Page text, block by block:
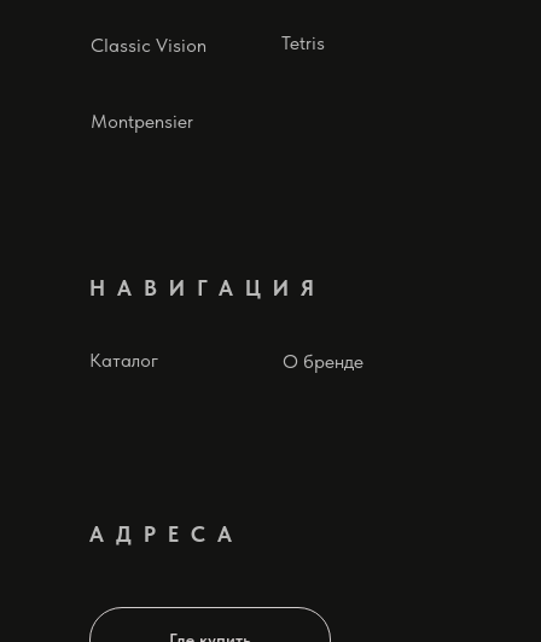
О бренде
Каталог
Montpensier
Classic Vision
АДРЕСА
НАВИГАЦИЯ
Tetris